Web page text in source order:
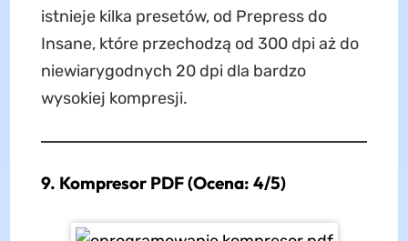
istnieje kilka presetów, od Prepress do
Insane, które przechodzą od 300 dpi aż do
niewiarygodnych 20 dpi dla bardzo
wysokiej kompresji.
9. Kompresor PDF (Ocena: 4/5)